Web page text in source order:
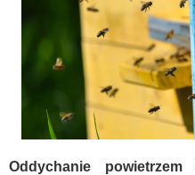
Oddychanie